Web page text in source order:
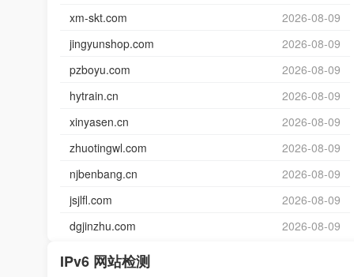
xm-skt.com
2026-08-09
jingyunshop.com
2026-08-09
pzboyu.com
2026-08-09
hytrain.cn
2026-08-09
xinyasen.cn
2026-08-09
zhuotingwl.com
2026-08-09
njbenbang.cn
2026-08-09
jsjlfl.com
2026-08-09
dgjinzhu.com
2026-08-09
IPv6 网站检测